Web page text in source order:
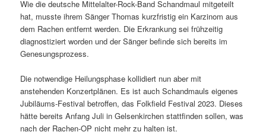
Wie die deutsche Mittelalter-Rock-Band Schandmaul mitgeteilt
hat, musste ihrem Sänger Thomas kurzfristig ein Karzinom aus
dem Rachen entfernt werden. Die Erkrankung sei frühzeitig
diagnostiziert worden und der Sänger befinde sich bereits im
Genesungsprozess.
Die notwendige Heilungsphase kollidiert nun aber mit
anstehenden Konzertplänen. Es ist auch Schandmauls eigenes
Jubiläums-Festival betroffen, das Folkfield Festival 2023. Dieses
hätte bereits Anfang Juli in Gelsenkirchen stattfinden sollen, was
nach der Rachen-OP nicht mehr zu halten ist.